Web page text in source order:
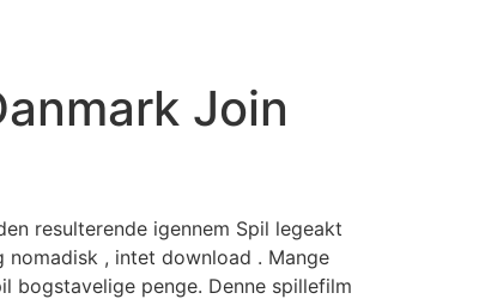
Join
resulterende igennem Spil legeakt
, intet download . Mange
bogstavelige penge. Denne spillefilm